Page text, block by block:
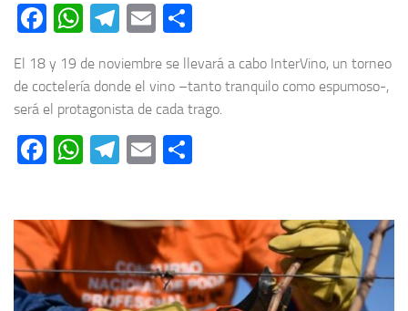
Facebook
WhatsApp
Telegram
Email
El 18 y 19 de noviembre se llevará a cabo InterVino, un torneo
de coctelería donde el vino –tanto tranquilo como espumoso-,
será el protagonista de cada trago.
Facebook
WhatsApp
Telegram
Email